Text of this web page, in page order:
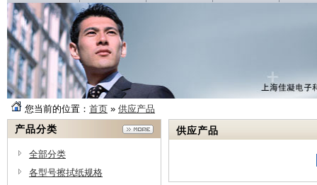
您当前的位置： 首页 » 供应产品
产品分类
全部分类
各型号擦拭纸规格
供应产品